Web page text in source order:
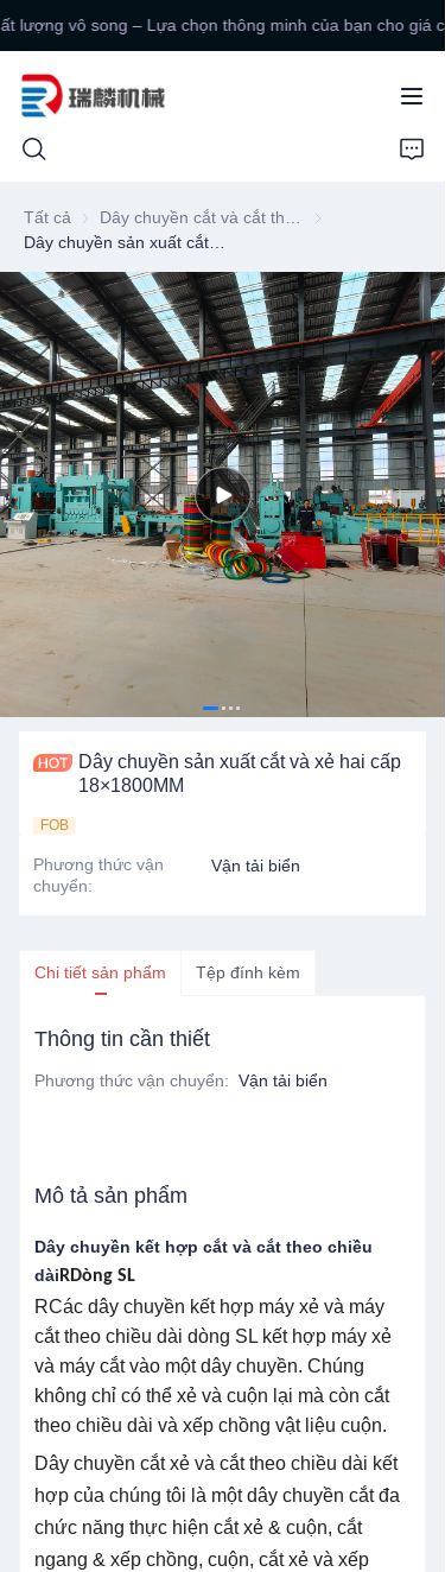
lượng vô song – Lựa chọn thông minh của bạn cho giá
Giá trị không thể đánh
song – Lựa chọn thông
Tất cả Dây chuyền cắt và cắt theo chiều dài kết hợp
Dây chuyền cắt
Dây chuyền sản xuất cắt và xẻ hai cấp 18×1800MM
Dây chuyền sản xuất cắt và xẻ hai cấp
18×1800MM
FOB
Phương thức vận
chuyển:
Vận tải biển
Chi tiết sản phẩm Tệp đính kèm
Thông tin cần thiết
Phương thức vận chuyển: Vận tải biển
Mô tả sản phẩm
Dây chuyền kết hợp cắt và cắt theo chiều
dàiRDòng SL
RCác dây chuyền kết hợp máy xẻ và máy
cắt theo chiều dài dòng SL kết hợp máy xẻ
và máy cắt vào một dây chuyền. Chúng
không chỉ có thể xẻ và cuộn lại mà còn cắt
theo chiều dài và xếp chồng vật liệu cuộn.
Dây chuyền cắt xẻ và cắt theo chiều dài kết
hợp của chúng tôi là một dây chuyền cắt đa
chức năng thực hiện cắt xẻ & cuộn, cắt
ngang & xếp chồng, cuộn, cắt xẻ và xếp
SẢN PHẨM
VỀ CHÚNG TÔI
LIÊN HỆ VỚI CHÚNG TÔI
TIN TỨC